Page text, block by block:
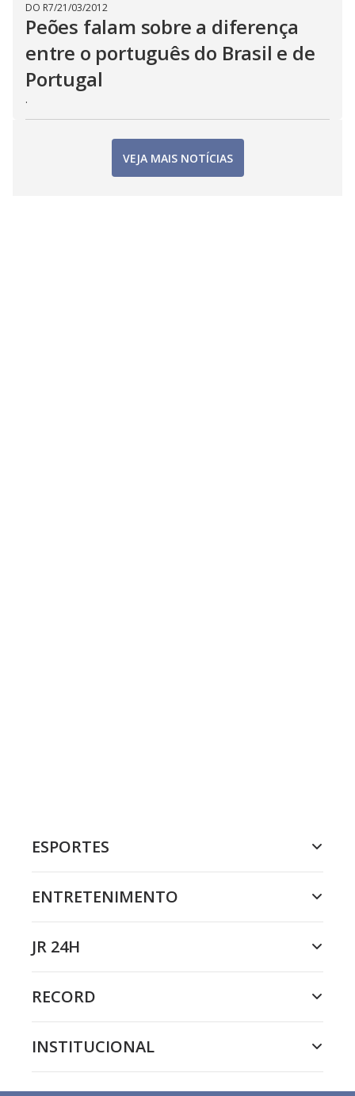
DO R7/21/03/2012
Peões falam sobre a diferença
entre o português do Brasil e de
Portugal
.
VEJA MAIS NOTÍCIAS
ESPORTES
ENTRETENIMENTO
JR 24H
RECORD
INSTITUCIONAL